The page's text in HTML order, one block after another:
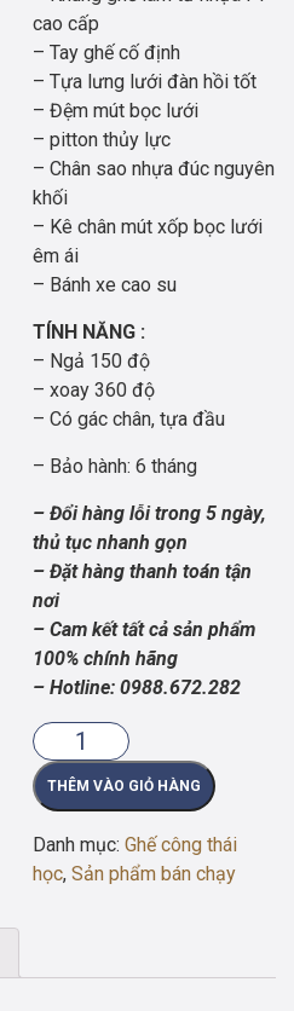
cao cấp
– Tay ghế cố định
– Tựa lưng lưới đàn hồi tốt
– Đệm mút bọc lưới
– pitton thủy lực
– Chân sao nhựa đúc nguyên
khối
– Kê chân mút xốp bọc lưới
êm ái
– Bánh xe cao su
TÍNH NĂNG :
– Ngả 150 độ
– xoay 360 độ
– Có gác chân, tựa đầu
– Bảo hành: 6 tháng
– Đổi hàng lỗi trong 5 ngày,
thủ tục nhanh gọn
– Đặt hàng thanh toán tận
nơi
– Cam kết tất cả sản phẩm
100% chính hãng
– Hotline: 0988.672.282
Ghế
Công
Thái
Cao
Cấp
THÊM VÀO GIỎ HÀNG
Danh mục:Ghế công thái
học,Sản phẩm bán chạy